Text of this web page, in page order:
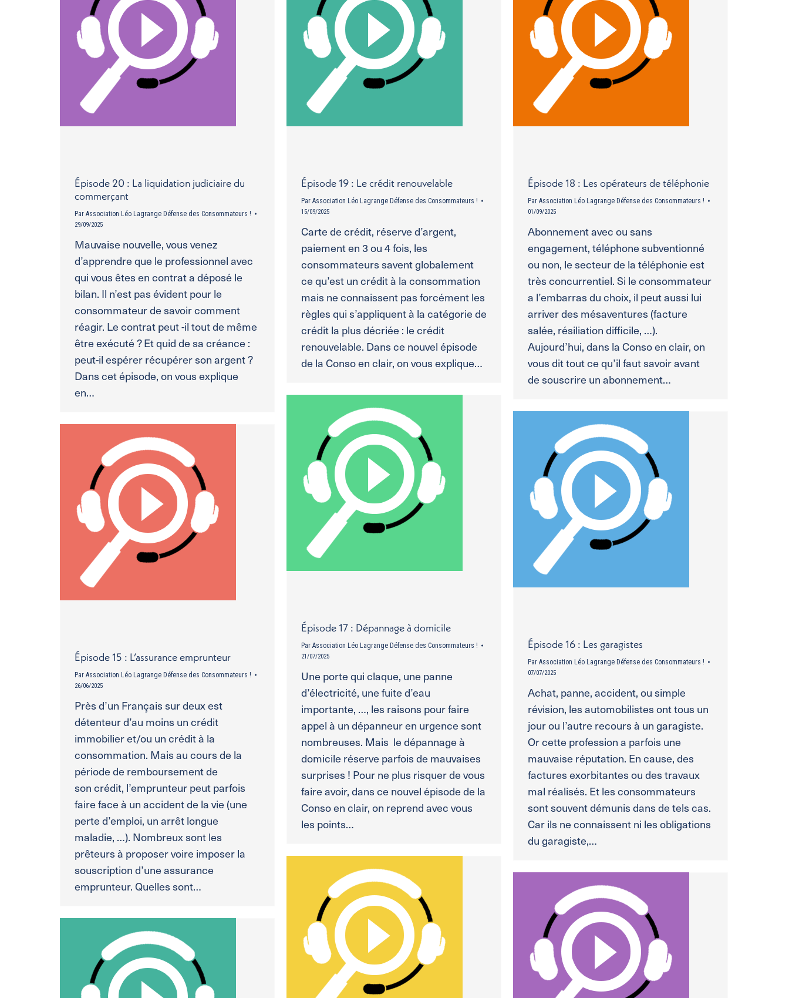
Épisode 20 : La liquidation judiciaire du
commerçant
Par Association Léo Lagrange Défense des Consommateurs !
29/09/2025
Mauvaise nouvelle, vous venez
d’apprendre que le professionnel avec
qui vous êtes en contrat a déposé le
bilan. Il n’est pas évident pour le
consommateur de savoir comment
réagir. Le contrat peut -il tout de même
être exécuté ? Et quid de sa créance :
peut-il espérer récupérer son argent ?
Dans cet épisode, on vous explique
en…
Épisode 19 : Le crédit renouvelable
Par Association Léo Lagrange Défense des Consommateurs !
15/09/2025
Carte de crédit, réserve d’argent,
paiement en 3 ou 4 fois, les
consommateurs savent globalement
ce qu’est un crédit à la consommation
mais ne connaissent pas forcément les
règles qui s’appliquent à la catégorie de
crédit la plus décriée : le crédit
renouvelable. Dans ce nouvel épisode
de la Conso en clair, on vous explique…
Épisode 18 : Les opérateurs de téléphonie
Par Association Léo Lagrange Défense des Consommateurs !
01/09/2025
Abonnement avec ou sans
engagement, téléphone subventionné
ou non, le secteur de la téléphonie est
très concurrentiel. Si le consommateur
a l’embarras du choix, il peut aussi lui
arriver des mésaventures (facture
salée, résiliation difficile, …).
Aujourd’hui, dans la Conso en clair, on
vous dit tout ce qu’il faut savoir avant
de souscrire un abonnement…
Épisode 17 : Dépannage à domicile
Par Association Léo Lagrange Défense des Consommateurs !
21/07/2025
Une porte qui claque, une panne
d’électricité, une fuite d’eau
importante, …, les raisons pour faire
appel à un dépanneur en urgence sont
nombreuses. Mais le dépannage à
domicile réserve parfois de mauvaises
surprises ! Pour ne plus risquer de vous
faire avoir, dans ce nouvel épisode de la
Conso en clair, on reprend avec vous
les points…
Épisode 16 : Les garagistes
Par Association Léo Lagrange Défense des Consommateurs !
07/07/2025
Achat, panne, accident, ou simple
révision, les automobilistes ont tous un
jour ou l’autre recours à un garagiste.
Or cette profession a parfois une
mauvaise réputation. En cause, des
factures exorbitantes ou des travaux
mal réalisés. Et les consommateurs
sont souvent démunis dans de tels cas.
Car ils ne connaissent ni les obligations
du garagiste,…
Épisode 15 : L’assurance emprunteur
Par Association Léo Lagrange Défense des Consommateurs !
26/06/2025
Près d’un Français sur deux est
détenteur d’au moins un crédit
immobilier et/ou un crédit à la
consommation. Mais au cours de la
période de remboursement de
son crédit, l’emprunteur peut parfois
faire face à un accident de la vie (une
perte d’emploi, un arrêt longue
maladie, …). Nombreux sont les
prêteurs à proposer voire imposer la
souscription d’une assurance
emprunteur. Quelles sont…